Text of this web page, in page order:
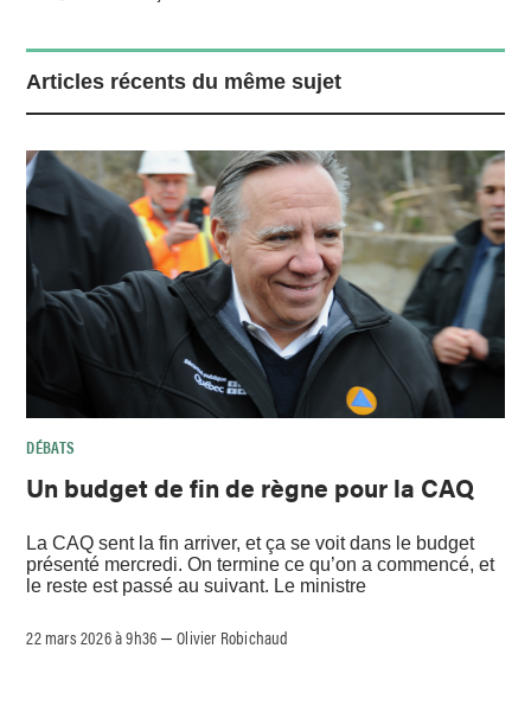
Articles récents du même sujet
DÉBATS
Un budget de fin de règne pour la CAQ
La CAQ sent la fin arriver, et ça se voit dans le budget
présenté mercredi. On termine ce qu’on a commencé, et
le reste est passé au suivant. Le ministre
22 mars 2026 à 9h36 –Olivier Robichaud